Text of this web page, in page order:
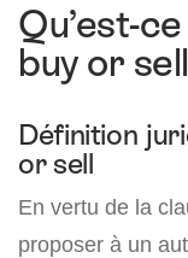
Qu’est-
buy or sell
Définition
or sell
En vertu de la
proposer à un